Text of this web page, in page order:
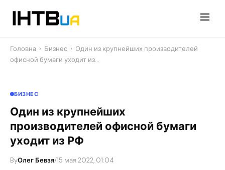
Головна › Бизнес › Один из крупнейших производителей
офисной бумаги уходит из…
БИЗНЕС
Один из крупнейших
производителей офисной бумаги
уходит из РФ
ByОлег Бевзя/15 мая 2022, 01:04